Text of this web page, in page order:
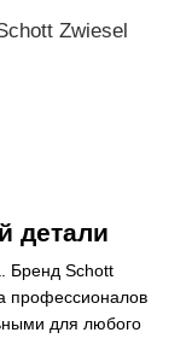
детали
Бренд Schott
профессионалов
для любого
Zwiesel